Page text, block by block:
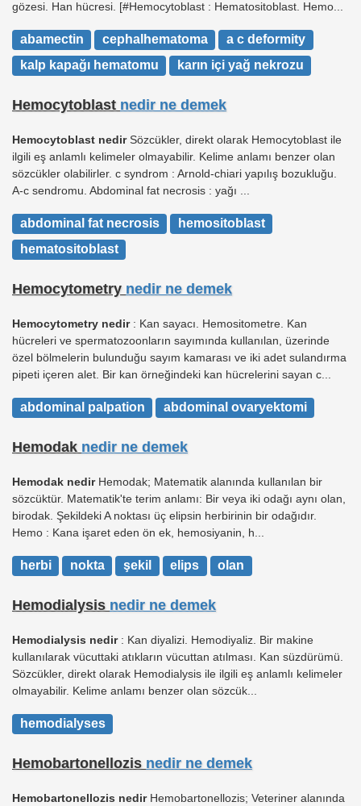
gözesi. Han hücresi. [#Hemocytoblast : Hematositoblast. Hemo...
abamectin cephalhematoma
a c deformity
kalp kapağı hematomu
karın içi yağ nekrozu
Hemocytoblast nedir ne demek
Hemocytoblast nedirSözcükler, direkt olarak Hemocytoblast ile
ilgili eş anlamlı kelimeler olmayabilir. Kelime anlamı benzer olan
sözcükler olabilirler. c syndrom : Arnold-chiari yapılış bozukluğu.
A-c sendromu. Abdominal fat necrosis : yağı ...
abdominal fat necrosis
hemositoblast
hematositoblast
Hemocytometry nedir ne demek
Hemocytometry nedir: Kan sayacı. Hemositometre. Kan
hücreleri ve spermatozoonların sayımında kullanılan, üzerinde
özel bölmelerin bulunduğu sayım kamarası ve iki adet sulandırma
pipeti içeren alet. Bir kan örneğindeki kan hücrelerini sayan c...
abdominal palpation abdominal ovaryektomi
Hemodak nedir ne demek
Hemodak nedirHemodak; Matematik alanında kullanılan bir
sözcüktür. Matematik'te terim anlamı: Bir veya iki odağı aynı olan,
birodak. Şekildeki A noktası üç elipsin herbirinin bir odağıdır.
Hemo : Kana işaret eden ön ek, hemosiyanin, h...
herbi nokta şekil elips olan
Hemodialysis nedir ne demek
Hemodialysis nedir: Kan diyalizi. Hemodiyaliz. Bir makine
kullanılarak vücuttaki atıkların vücuttan atılması. Kan süzdürümü.
Sözcükler, direkt olarak Hemodialysis ile ilgili eş anlamlı kelimeler
olmayabilir. Kelime anlamı benzer olan sözcük...
hemodialyses
Hemobartonellozis nedir ne demek
Hemobartonellozis nedirHemobartonellozis; Veteriner alanında